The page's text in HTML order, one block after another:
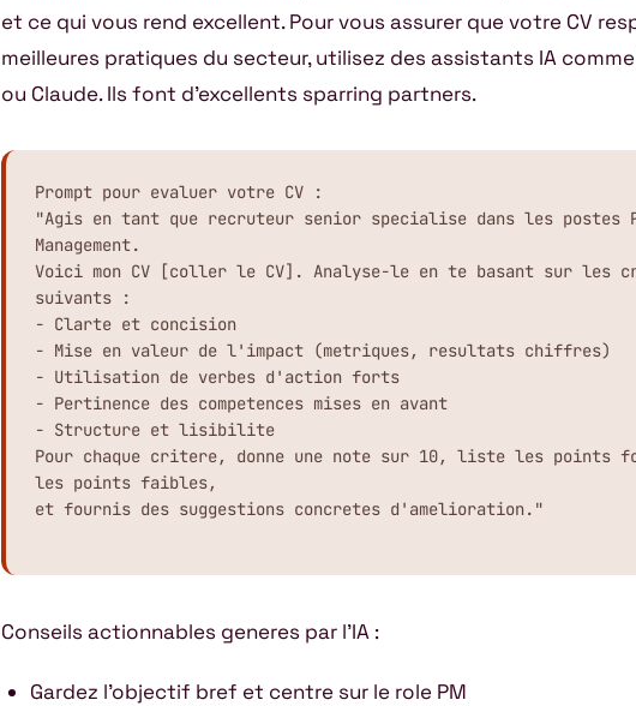
et ce qui vous rend excellent. Pour vous assurer que votre CV
meilleures pratiques du secteur, utilisez des assistants IA comme
ou Claude. Ils font d’excellents sparring partners.
Prompt pour evaluer votre CV :
"Agis en tant que recruteur senior specialise dans les postes
Management.
Voici mon CV [coller le CV]. Analyse-le en te basant sur les
suivants :
- Clarte et concision
- Mise en valeur de l'impact (metriques, resultats chiffres)
- Utilisation de verbes d'action forts
- Pertinence des competences mises en avant
- Structure et lisibilite
Pour chaque critere, donne une note sur 10, liste les points
les points faibles,
et fournis des suggestions concretes d'amelioration."
Conseils actionnables generes par l’IA :
Gardez l’objectif bref et centre sur le role PM